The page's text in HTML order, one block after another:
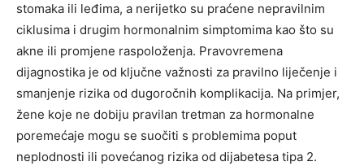
stomaka ili leđima, a nerijetko su praćene nepravilnim
ciklusima i drugim hormonalnim simptomima kao što su
akne ili promjene raspoloženja. Pravovremena
dijagnostika je od ključne važnosti za pravilno liječenje i
smanjenje rizika od dugoročnih komplikacija. Na primjer,
žene koje ne dobiju pravilan tretman za hormonalne
poremećaje mogu se suočiti s problemima poput
neplodnosti ili povećanog rizika od dijabetesa tipa 2.